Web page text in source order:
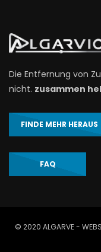
Die Entfernung von
nicht. zusammen
FINDE MEHR HERAUS
FAQ
© 2020 ALGARVE -